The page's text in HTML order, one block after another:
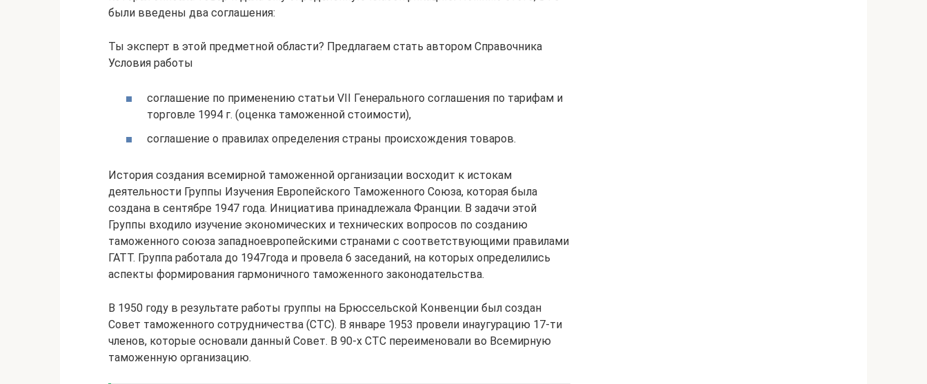
были введены два соглашения:
Ты эксперт в этой предметной области? Предлагаем стать автором Справочника
Условия работы
соглашение по применению статьи VII Генерального соглашения по тарифам и
торговле 1994 г. (оценка таможенной стоимости),
соглашение о правилах определения страны происхождения товаров.
История создания всемирной таможенной организации восходит к истокам
деятельности Группы Изучения Европейского Таможенного Союза, которая была
создана в сентябре 1947 года. Инициатива принадлежала Франции. В задачи этой
Группы входило изучение экономических и технических вопросов по созданию
таможенного союза западноевропейскими странами с соответствующими правилами
ГАТТ. Группа работала до 1947года и провела 6 заседаний, на которых определились
аспекты формирования гармоничного таможенного законодательства.
В 1950 году в результате работы группы на Брюссельской Конвенции был создан
Совет таможенного сотрудничества (СТС). В январе 1953 провели инаугурацию 17-ти
членов, которые основали данный Совет. В 90-х СТС переименовали во Всемирную
таможенную организацию.